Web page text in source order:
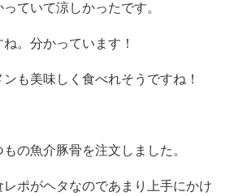
ていて涼しかったです。
。分かっています！
も美味しく食べれそうですね！
の魚介豚骨を注文しました。
ポがヘタなのであまり上手にかけ